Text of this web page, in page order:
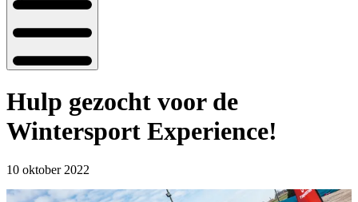
Hulp gezocht voor de
Wintersport Experience!
10 oktober 2022